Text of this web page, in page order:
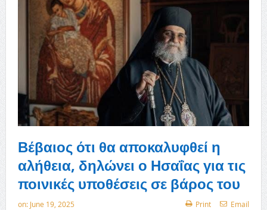
Βέβαιος ότι θα αποκαλυφθεί η
αλήθεια, δηλώνει ο Ησαΐας για τις
ποινικές υποθέσεις σε βάρος του
on: June 19, 2025 Print Email